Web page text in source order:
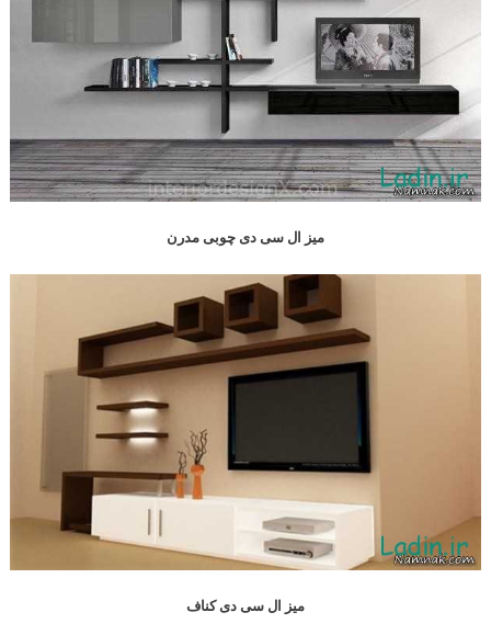
میز ال سی دی چوبی مدرن
میز ال سی دی کناف